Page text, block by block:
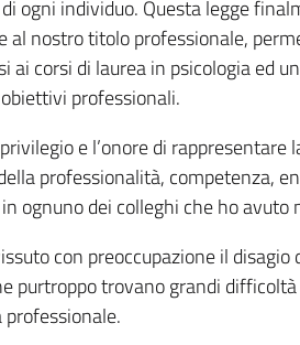
ogni individuo. Questa legge
al nostro titolo professionale,
ai corsi di laurea in psicologia ed
professionali.
e l’onore di
professionalità, competenza,
ognuno dei colleghi che ho avuto
con preoccupazione il
purtroppo trovano grandi